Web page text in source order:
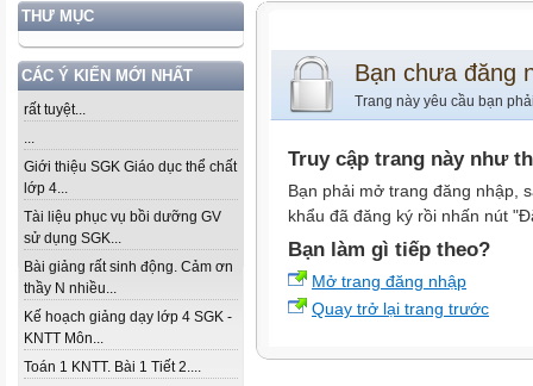
THƯ MỤC
CÁC Ý KIẾN MỚI NHẤT
rất tuyệt...
...
Giới thiệu SGK Giáo dục thể chất
lớp 4...
Tài liệu phục vụ bồi dưỡng GV
sử dụng SGK...
Bài giảng rất sinh động. Cảm ơn
thầy N nhiều...
Kế hoạch giảng dạy lớp 4 SGK -
KNTT Môn...
Toán 1 KNTT. Bài 1 Tiết 2....
Bạn chưa đăng
Trang này yêu cầu bạn
Truy cập trang này như
Bạn phải mở trang đăng nhập,
khẩu đã đăng ký rồi nhấn nút
Bạn làm gì tiếp theo?
Mở trang đăng nhập
Quay trở lại trang trước